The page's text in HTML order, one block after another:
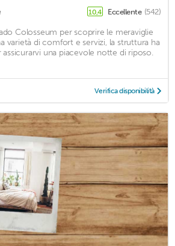
10,4 Eccellente (542)
Colosseum per scoprire le meraviglie
varietà di comfort e servizi, la struttura ha
una piacevole notte di riposo.
Verifica disponibilità